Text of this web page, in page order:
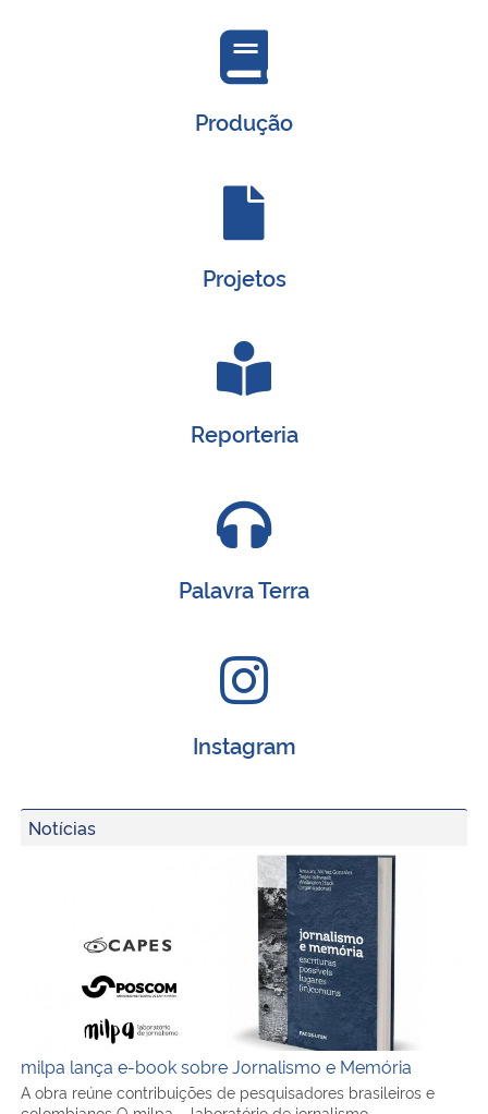
Produção
Projetos
Reporteria
Palavra Terra
Instagram
Notícias
milpa lança e-book sobre Jornalismo e Memória
milpa lança e-book sobre Jornalismo e Memória
A obra reúne contribuições de pesquisadores brasileiros e